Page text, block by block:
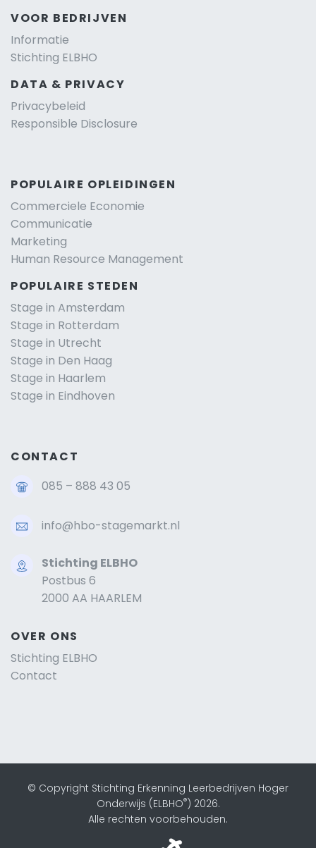
VOOR BEDRIJVEN
Informatie
Stichting ELBHO
DATA & PRIVACY
Privacybeleid
Responsible Disclosure
POPULAIRE OPLEIDINGEN
Commerciele Economie
Communicatie
Marketing
Human Resource Management
POPULAIRE STEDEN
Stage in Amsterdam
Stage in Rotterdam
Stage in Utrecht
Stage in Den Haag
Stage in Haarlem
Stage in Eindhoven
CONTACT
085 – 888 43 05
info@hbo-stagemarkt.nl
Stichting ELBHO
Postbus 6
2000 AA HAARLEM
OVER ONS
Stichting ELBHO
Contact
© Copyright Stichting Erkenning Leerbedrijven Hoger
Onderwijs (ELBHO®) 2026.
Alle rechten voorbehouden.